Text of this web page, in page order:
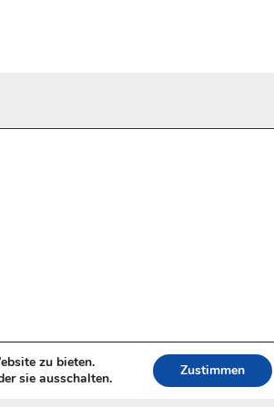
zu bieten.
sie ausschalten. Zustimmen